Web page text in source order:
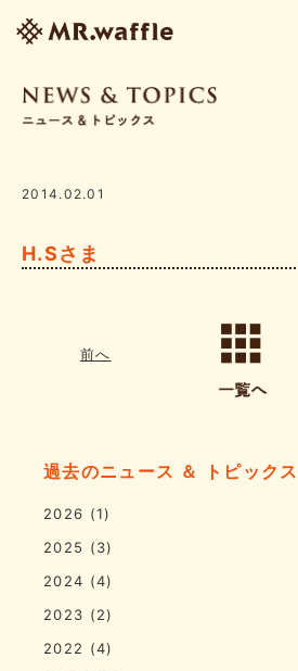
2014.02.01
H.Sさま
前へ
過去のニュース ＆ トピックス
2026 (1)
2025 (3)
2024 (4)
2023 (2)
2022 (4)